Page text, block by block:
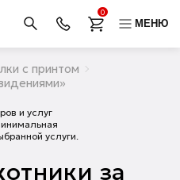
0
МЕНЮ
с принтом
и услуг
услуги.
за